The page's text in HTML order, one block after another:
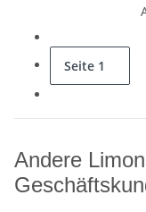
Seite 1
Andere